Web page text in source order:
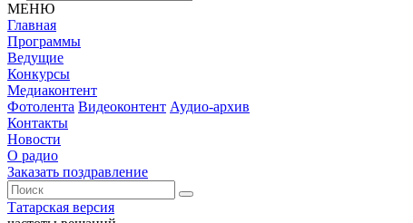
МЕНЮ
Главная
Программы
Ведущие
Конкурсы
Медиаконтент
Фотолента Видеоконтент Аудио-архив
Контакты
Новости
О радио
Заказать поздравление
Татарская версия